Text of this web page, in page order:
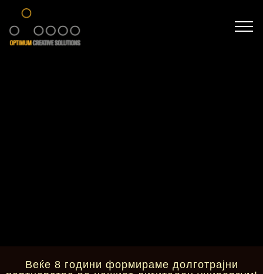
Веќе 8 години формираме долготрајни